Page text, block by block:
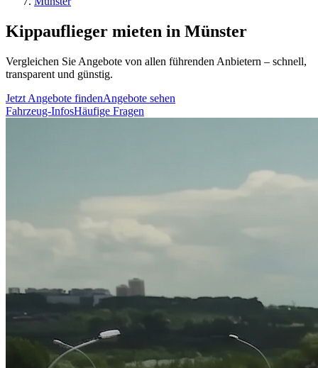
Kippauflieger mieten in Münster
Vergleichen Sie Angebote von allen führenden Anbietern – schnell,
transparent und günstig.
Jetzt Angebote findenAngebote sehen
Fahrzeug-InfosHäufige Fragen